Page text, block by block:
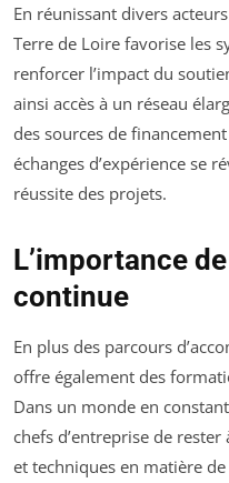
En réunissant divers
Terre de Loire favorise les
renforcer l’impact du
ainsi accès à un réseau
des sources de
échanges d’expérience se
réussite des projets.
L’importance
continue
En plus des parcours
offre également des
Dans un monde en
chefs d’entreprise de
et techniques en matière